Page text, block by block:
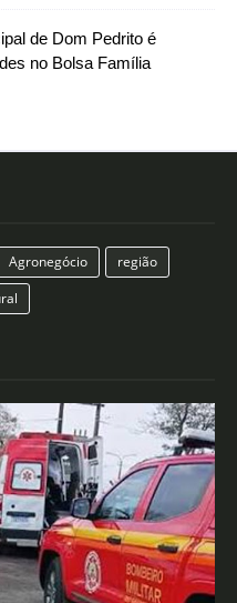
de Dom Pedrito é
no Bolsa Família
Agronegócio
região